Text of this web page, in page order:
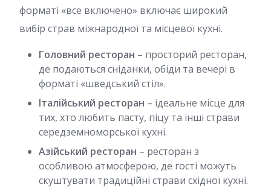
форматі «все включено» включає широкий
вибір страв міжнародної та місцевої кухні.
Головний ресторан – просторий ресторан,
де подаються сніданки, обіди та вечері в
форматі «шведський стіл».
Італійський ресторан – ідеальне місце для
тих, хто любить пасту, піцу та інші страви
середземноморської кухні.
Азійський ресторан – ресторан з
особливою атмосферою, де гості можуть
скуштувати традиційні страви східної кухні.